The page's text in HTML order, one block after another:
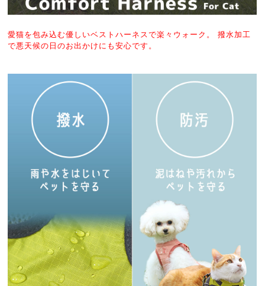
愛猫を包み込む優しいベストハーネスで楽々ウォーク。 撥水加工
で悪天候の日のお出かけにも安心です。